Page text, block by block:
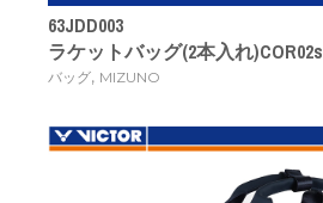
63JDD003
ラケットバッグ(2本入れ)COR02s
バッグ, MIZUNO